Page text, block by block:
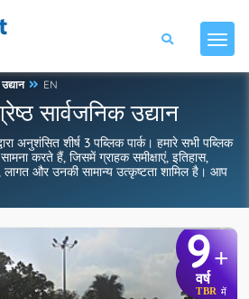
EN
सार्वजनिक उद्यान
अनुशंसित शीर्ष 3 पब्लिक पार्क। हमारे सभी पब्लिक
करते हैं, जिसमें ग्राहक समीक्षाएं, इतिहास,
लागत और उनकी सामान्य उत्कृष्टता शामिल है। आप
9+
वर्ष
TBR में